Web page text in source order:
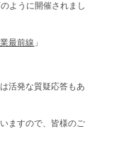
ように開催されまし
最前線 」
活発な質疑応答もあ
ますので、皆様のご